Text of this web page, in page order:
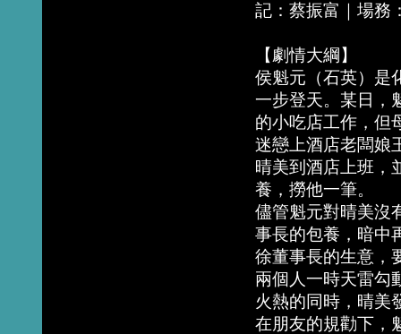
記：蔡振富｜場務
【劇情大綱】
侯魁元（石英）是
一步登天。某日，
的小吃店工作，但
迷戀上酒店老闆娘
晴美到酒店上班，
養，撈他一筆。
儘管魁元對晴美沒
事長的包養，暗中
徐董事長的生意，
兩個人一時天雷勾
火熱的同時，晴美
在朋友的規勸下，